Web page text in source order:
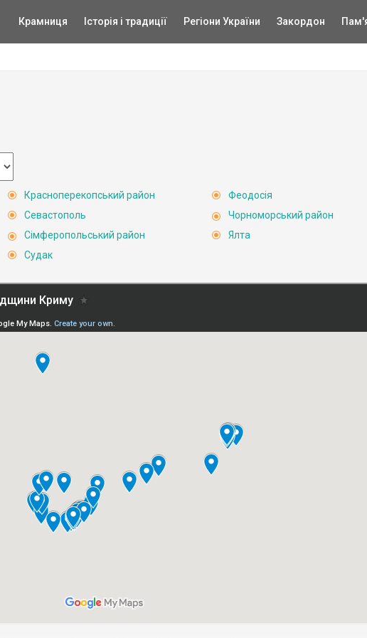
Крамниця Історія і традиції Регіони України Закордон
Красноперекопський район
Севастополь
Сімферопольський район
Судак
Феодосія
Чорноморський район
Ялта